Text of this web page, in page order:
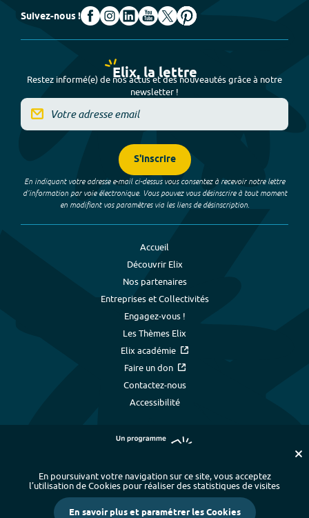
Suivez-nous !
Elix, la lettre
Restez informé(e) de nos actus et des nouveautés grâce à notre
newsletter !
S'inscrire
En indiquant votre adresse e-mail ci-dessus vous consentez à recevoir notre lettre
d’information par voie électronique. Vous pouvez vous désinscrire à tout moment
en modifiant vos paramètres via les liens de désinscription.
Accueil
Découvrir Elix
Nos partenaires
Entreprises et Collectivités
Engagez-vous !
Les Thèmes Elix
Elix académie
Faire un don
Contactez-nous
Accessibilité
Plan du site - Index alphabétique
-
Mentions légales et données personnelles
- Paramétrer les cookies
En poursuivant votre navigation sur ce site, vous acceptez
l’utilisation de Cookies pour réaliser des statistiques de visites
En savoir plus et paramétrer les Cookies